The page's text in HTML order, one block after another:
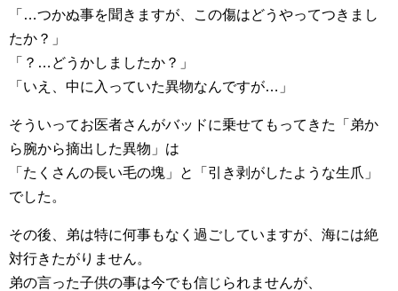
「…つかぬ事を聞きますが、この傷はどうやってつきまし
たか？」
「？…どうかしましたか？」
「いえ、中に入っていた異物なんですが…」
そういってお医者さんがバッドに乗せてもってきた「弟か
ら腕から摘出した異物」は
「たくさんの長い毛の塊」と「引き剥がしたような生爪」
でした。
その後、弟は特に何事もなく過ごしていますが、海には絶
対行きたがりません。
弟の言った子供の事は今でも信じられませんが、